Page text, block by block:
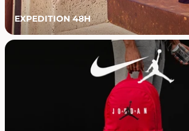
EXPEDITION 48H